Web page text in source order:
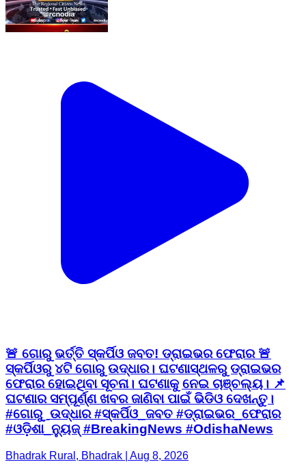
🚨 ଗୋରୁ ଭର୍ତ୍ତି ସ୍କର୍ପିଓ ଜବତ! ଡ୍ରାଇଭର ଫେରାର 🚨
ସ୍କର୍ପିଓରୁ ୪ଟି ଗୋରୁ ଉଦ୍ଧାର। ଘଟଣାସ୍ଥଳରୁ ଡ୍ରାଇଭର
ଫେରାର ହୋଇଥିବା ସୂଚନା। ଘଟଣାକୁ ନେଇ ଚାଞ୍ଚଲ୍ୟ। 📌
ଘଟଣାର ସମ୍ପୂର୍ଣ୍ଣ ଖବର ଜାଣିବା ପାଇଁ ଭିଡିଓ ଦେଖନ୍ତୁ।
#ଗୋରୁ_ଉଦ୍ଧାର #ସ୍କର୍ପିଓ_ଜବତ #ଡ୍ରାଇଭର_ଫେରାର
#ଓଡ଼ିଶା_ନ୍ୟୁଜ୍ #BreakingNews #OdishaNews
Bhadrak Rural, Bhadrak | Aug 8, 2026